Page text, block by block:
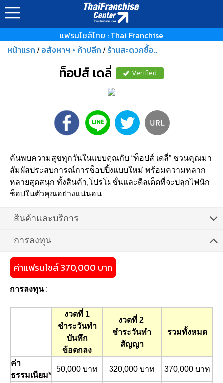
แฟรนไชส์ไทย : Thai Franchise
หน้าแรก / อสังหาฯ • ค้าปลีก / ร้านสะดวกซื้อ..
ท็อปส์ เดลี่ Verified
ค้นพบความสุขทุกวันในแบบคุณกับ “ท็อปส์ เดลี่” ชวนคุณมา
สัมผัสประสบการณ์การช็อปปิ้งแบบใหม่ พร้อมความหลาก
หลายสุดสนุก ทั้งสินค้า,โปรโมชั่นและดีลเด็ดที่จะปลุกไฟนัก
ช็อปในตัวคุณอย่างแน่นอน
สินค้าและบริการ
การลงทุน
ค่าแฟรนไชส์ 370,000 บาท
การลงทุน:
งวดที่ 1
ชำระวันทำ
บันทึก
ข้อตกลง
งวดที่ 2
ชำระวันทำ
สัญญา
รวมทั้งหมด
ค่า
ธรรมเนียม*
50,000 บาท 320,000 บาท 370,000 บาท